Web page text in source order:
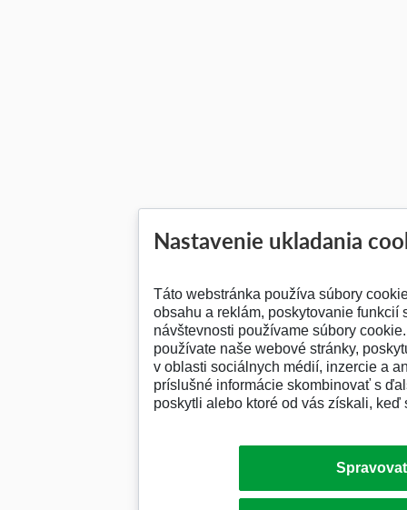
Nastavenie ukladania
Táto webstránka používa súbory
obsahu a reklám, poskytovanie funkcií
návštevnosti používame súbory
používate naše webové stránky,
v oblasti sociálnych médií, inzercie a
príslušné informácie skombinovať s
poskytli alebo ktoré od vás získali, keď